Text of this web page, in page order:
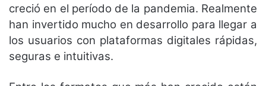
creció en el período de la pandemia. Realmente
han invertido mucho en desarrollo para llegar a
los usuarios con plataformas digitales rápidas,
seguras e intuitivas.